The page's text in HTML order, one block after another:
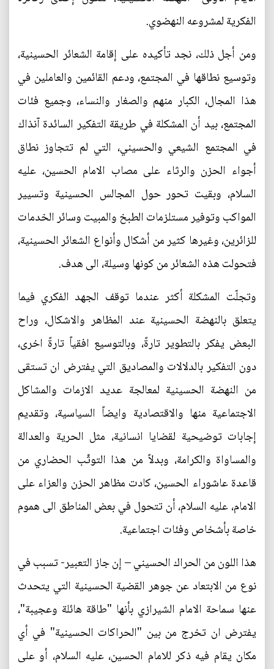
الفكرية لمشروعه النهضوي.
ومن أجل ذلك، نجد تأكيده على إقامة الشعائر الحسينية،
وتوسيع نطاقها في المجتمع، ودعم القائمين والعاملين في
هذا المجال، الكبار منهم والصغار والنساء، وجميع فئات
المجتمع، بيد أن المشكلة في طريقة التفكير السائدة آنذاك
في المجتمع الشيعي والحسيني، التي لم تتجاوز نطاق
أجواء الحزن والرثاء على مصاب الامام الحسين، عليه
السلام، وبقيت تحور حول المجالس الحسينية وتسيير
المواكب وتوفير مستلزمات الطبخ والمبيت وسائر الخدمات
للزائرين، وغيرها كثير من أشكال وأنواع الشعائر الحسينية،
فتحولت هذه الشعائر من كونها وسيلة، الى هدف.
وتجلّت المشكلة أكثر عندما توقف الجهد الفكري فيما
يتعلق بالنهضة الحسينية عند المظاهر والاشكال، وراح
البعض يفكر بالتطوير تارةً، وبالتوسيع افقياً تارةً اخرى،
دون التفكير بالدلالات والمصاديق التي يفترض ان تستقى
من النهضة الحسينية لمعالجة عديد الازمات والمشاكل
الاجتماعية منها والاقتصادية وايضاً السياسية، وتقديم
إجابات توضيحية لقضايا انسانية، مثل الحرية والعدالة
والمساواة والكرامة، وبدلاً من هذا التوثّب الحضاري من
قاعدة عاشوراء الحسين، كادت مظاهر الحزن والعزاء على
الامام، عليه السلام، أن تتحول في بعض المناطق الى هموم
خاصة بأشخاص وفئات اجتماعية.
هذا اللون من الحراك الحسيني – إن جاز التعبير- تسبب في
نوع من الابتعاد عن جوهر القضية الحسينية التي يتحدث
عنها سماحة الامام الشيرازي بأنها "طاقة هائلة وعجيبة"،
يفترض ان تخرج من بين "الحراكات الحسينية" في أي
مكان يقام فيه ذكر للامام الحسين، عليه السلام، أو على